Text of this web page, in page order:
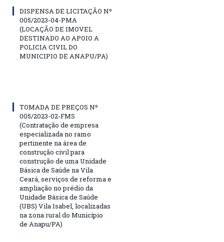
DISPENSA DE LICITAÇÃO Nº
005/2023-04-PMA
(LOCAÇÃO DE IMOVEL
DESTINADO AO APOIO A
POLICIA CIVIL DO
MUNICIPIO DE ANAPU/PA)
TOMADA DE PREÇOS Nº
005/2023-02-FMS
(Contratação de empresa
especializada no ramo
pertinente na área de
construção civil para
construção de uma Unidade
Básica de Saúde na Vila
Ceará, serviços de reforma e
ampliação no prédio da
Unidade Básica de Saúde
(UBS) Vila Isabel, localizadas
na zona rural do Município
de Anapu/PA)